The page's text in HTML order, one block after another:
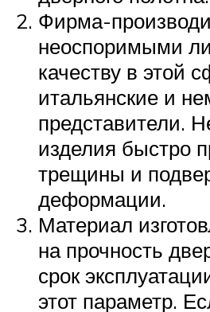
Фирма-
неоспоримыми
качеству в этой
итальянские и
представители.
изделия быстро
трещины и
деформации.
Материал
на прочность
срок
этот параметр.